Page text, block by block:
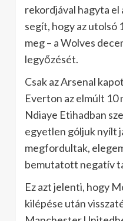
rekordjával hagyta el
segít, hogy az utolsó
meg – a Wolves
legyőzését.
Csak az Arsenal
Everton az elmúlt 10
Ndiaye Etihadban
egyetlen góljuk nyílt
megfordultak,
bemutatott negatív
Ez azt jelenti, hogy
kilépése után